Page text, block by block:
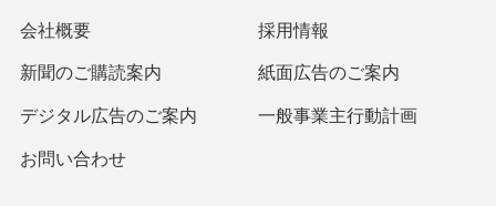
会社概要 採用情報
新聞のご購読案内 紙面広告のご案内
デジタル広告のご案内 一般事業主行動計画
お問い合わせ